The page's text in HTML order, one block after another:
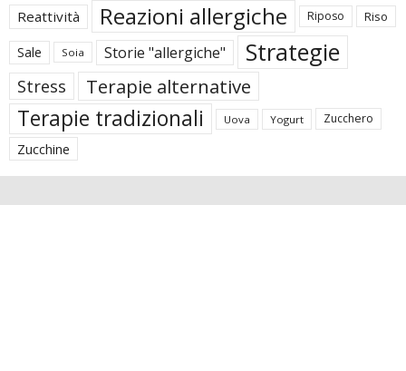
Reattività Reazioni allergiche Riposo Riso
Sale Soia Storie "allergiche" Strategie
Stress Terapie alternative
Terapie tradizionali Uova Yogurt Zucchero
Zucchine